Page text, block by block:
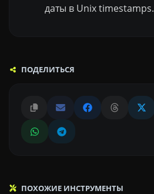
даты в Unix timestamps.
ПОДЕЛИТЬСЯ
ПОХОЖИЕ ИНСТРУМЕНТЫ